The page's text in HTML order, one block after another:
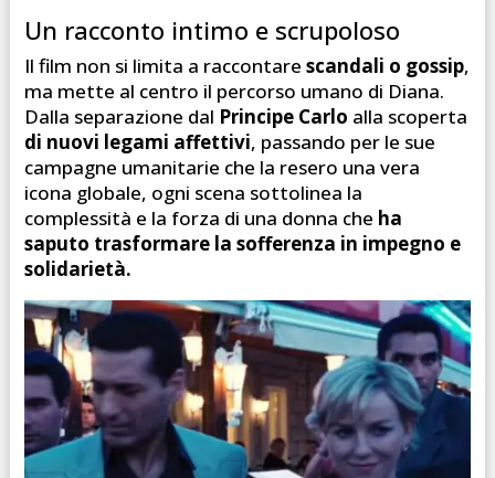
Un racconto intimo e scrupoloso
Il film non si limita a raccontare scandali o gossip,
ma mette al centro il percorso umano di Diana.
Dalla separazione dal Principe Carlo alla scoperta
di nuovi legami affettivi, passando per le sue
campagne umanitarie che la resero una vera
icona globale, ogni scena sottolinea la
complessità e la forza di una donna che ha
saputo trasformare la sofferenza in impegno e
solidarietà.